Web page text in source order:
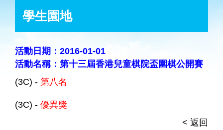
學生園地
活動日期：2016-01-01
活動名稱：第十三屆香港兒童棋院盃圍棋公開賽
(3C) - 第八名
(3C) - 優異獎
< 返回